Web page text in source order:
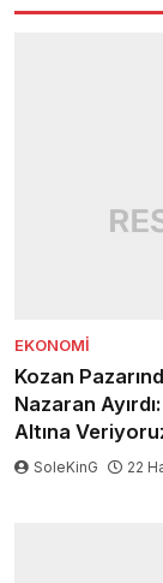
EKONOMI
Kozan
Nazaran
Altına
SoleKinG 22